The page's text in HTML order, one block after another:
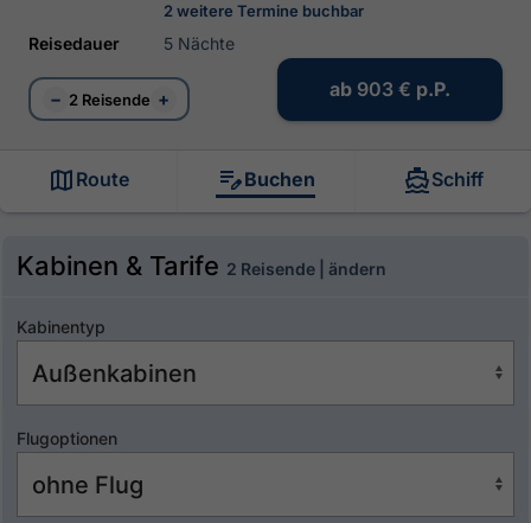
2 weitere Termine buchbar
Reisedauer 5 Nächte
− 2 Reisende + ab 903 € p.P.
Route Buchen Schiff
Kabinen & Tarife 2 Reisende | ändern
Kabinentyp
Flugoptionen